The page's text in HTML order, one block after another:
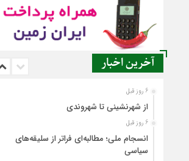
آخرین اخبار
6 روز قبل
از شهرنشینی تا شهروندی
6 روز قبل
انسجام ملی؛ مطالبه‌ای فراتر از سلیقه‌های
سیاسی